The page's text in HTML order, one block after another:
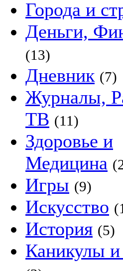
Города и
Деньги,
(13)
Дневник (7)
Журналы,
ТВ (11)
Здоровье и
Медицина
Игры (9)
Искусство
История (5)
Каникулы